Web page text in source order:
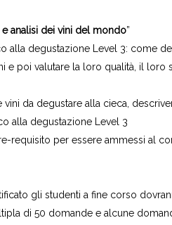
e analisi dei vini del mondo”
alla degustazione Level 3: come
e poi valutare la loro qualità, il loro
vini da degustare alla cieca,
alla degustazione Level 3
requisito per essere ammessi al
gli studenti a fine corso
di 50 domande e alcune